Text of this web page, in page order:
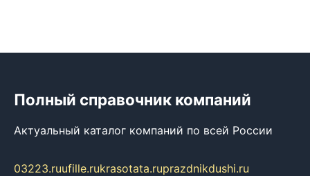
Полный справочник компаний
Актуальный каталог компаний по всей России
03223.ruufille.rukrasotata.ruprazdnikdushi.ru